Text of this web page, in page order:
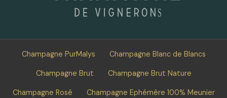
Champagne PurMalys Champagne Blanc de Blancs
Champagne Brut Champagne Brut Nature
Champagne Rosé Champagne Ephémère 100% Meunier